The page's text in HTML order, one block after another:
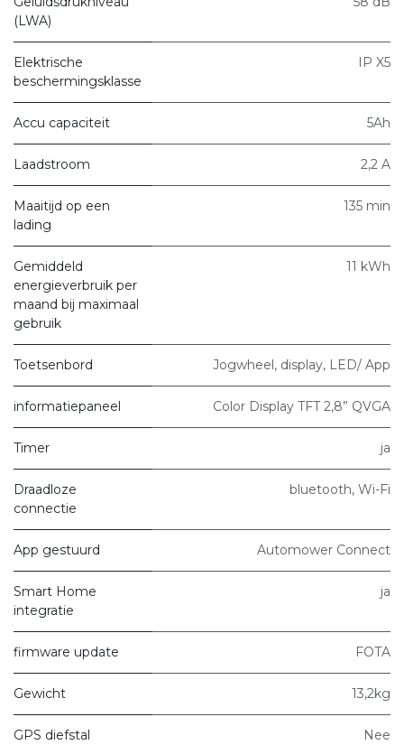
(LWA)
Elektrische
beschermingsklasse
IP X5
Accu capaciteit 5Ah
Laadstroom 2,2 A
Maaitijd op een
lading
135 min
Gemiddeld
energieverbruik per
maand bij maximaal
gebruik
11 kWh
Toetsenbord Jogwheel, display, LED/ App
informatiepaneel Color Display TFT 2,8” QVGA
Timer ja
Draadloze
connectie
bluetooth, Wi-Fi
App gestuurd Automower Connect
Smart Home
integratie
ja
firmware update FOTA
Gewicht 13,2kg
GPS diefstal
Nee